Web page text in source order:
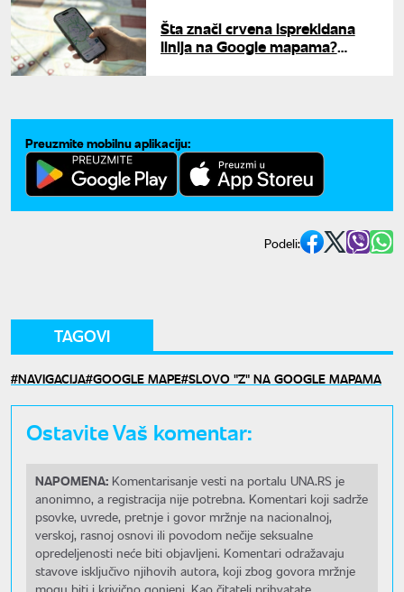
Šta znači crvena isprekidana
linija na Google mapama?
Preuzmite mobilnu aplikaciju:
Podeli:
TAGOVI
NAVIGACIJA GOOGLE MAPE SLOVO "Z" NA GOOGLE MAPAMA
Ostavite Vaš komentar:
NAPOMENA: Komentarisanje vesti na portalu UNA.RS je
anonimno, a registracija nije potrebna. Komentari koji sadrže
psovke, uvrede, pretnje i govor mržnje na nacionalnoj,
verskoj, rasnoj osnovi ili povodom nečije seksualne
opredeljenosti neće biti objavljeni. Komentari odražavaju
stavove isključivo njihovih autora, koji zbog govora mržnje
mogu biti i krivično gonjeni. Kao čitatelj prihvatate